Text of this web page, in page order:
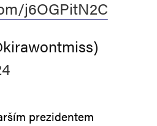
j6OGPitN2C
prezidentem